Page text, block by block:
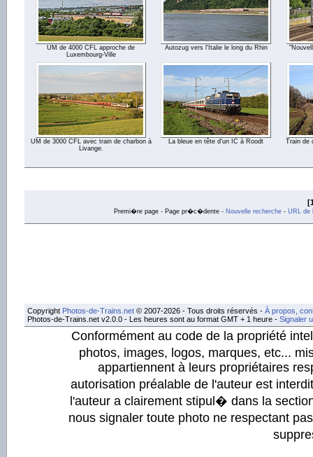
UM de 4000 CFL approche de
Luxembourg-Ville
Autozug vers l'Italie le long du Rhin
UM de 3000 CFL avec train de charbon à
Livange.
La bleue en tête d'un IC à Roodt Train de
Premi�re page - Page pr�c�dente - Nouvelle recherche - URL de
Copyright Photos-de-Trains.net © 2007-2026 - Tous droits réservés - À propos,
Photos-de-Trains.net v2.0.0 - Les heures sont au format GMT + 1 heure - Signaler
Conformément au code de la propriété
photos, images, logos, marques, etc...
appartiennent à leurs propriétaires
autorisation préalable de l'auteur est
l'auteur a clairement stipul� dans la
nous signaler toute photo ne respectant